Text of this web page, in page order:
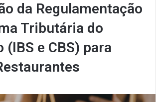
da Regulamentação
Tributária do
(IBS e CBS) para